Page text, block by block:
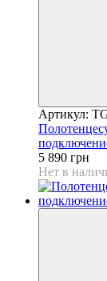
Артикул:
5 890 грн
Нет в